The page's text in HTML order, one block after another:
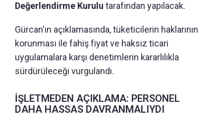
Değerlendirme Kurulu tarafından yapılacak.
Gürcan'ın açıklamasında, tüketicilerin haklarının
korunması ile fahiş fiyat ve haksız ticari
uygulamalara karşı denetimlerin kararlılıkla
sürdürüleceği vurgulandı.
İŞLETMEDEN AÇIKLAMA: PERSONEL
DAHA HASSAS DAVRANMALIYDI